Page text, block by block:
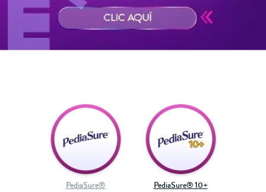
PediaSure® PediaSure® 10+